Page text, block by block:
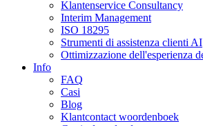
Klantenservice Consultancy
Interim Management
ISO 18295
Strumenti di assistenza clienti AI
Ottimizzazione dell'esperienza
Info
FAQ
Casi
Blog
Klantcontact woordenboek